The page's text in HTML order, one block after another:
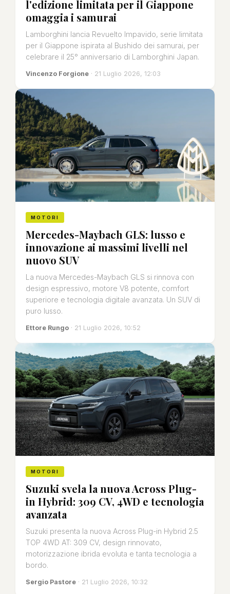
l'edizione limitata per il Giappone
omaggia i samurai
Lamborghini lancia Revuelto Impavido, serie limitata
per il Giappone ispirata al Bushido dei samurai, per
celebrare il 25° anniversario di Lamborghini Japan.
Vincenzo Forgione · 21 Luglio 2026, 12:03
MOTORI
Mercedes-Maybach GLS: lusso e
innovazione ai massimi livelli nel
nuovo SUV
La nuova Mercedes-Maybach GLS si rinnova con
design espressivo, motore V8 potente, comfort
superiore e tecnologia digitale avanzata. Un SUV di
puro lusso.
Ettore Rungo · 21 Luglio 2026, 10:52
MOTORI
Suzuki svela la nuova Across Plug-
in Hybrid: 309 CV, 4WD e tecnologia
avanzata
Suzuki presenta la nuova Across Plug-in Hybrid 2.5
TOP 4WD AT: 309 CV, design rinnovato,
motorizzazione ibrida evoluta e tanta tecnologia a
bordo.
Sergio Pastore · 21 Luglio 2026, 10:32